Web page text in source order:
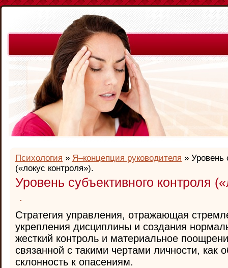
Психология » Я–концепция руководителя » Уровень
(«локус контроля»).
Уровень субъективного контроля
Стратегия управления, отражающая
укрепления дисциплины и создания
жесткий контроль и материальное
связанной с такими чертами личности, как
склонность к опасениям.